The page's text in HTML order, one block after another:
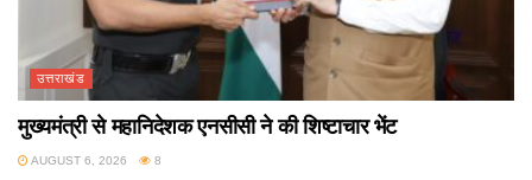
उत्तराखंड
मुख्यमंत्री से महानिदेशक एनसीसी ने की शिष्टाचार भेंट
AUGUST 6, 2026 8